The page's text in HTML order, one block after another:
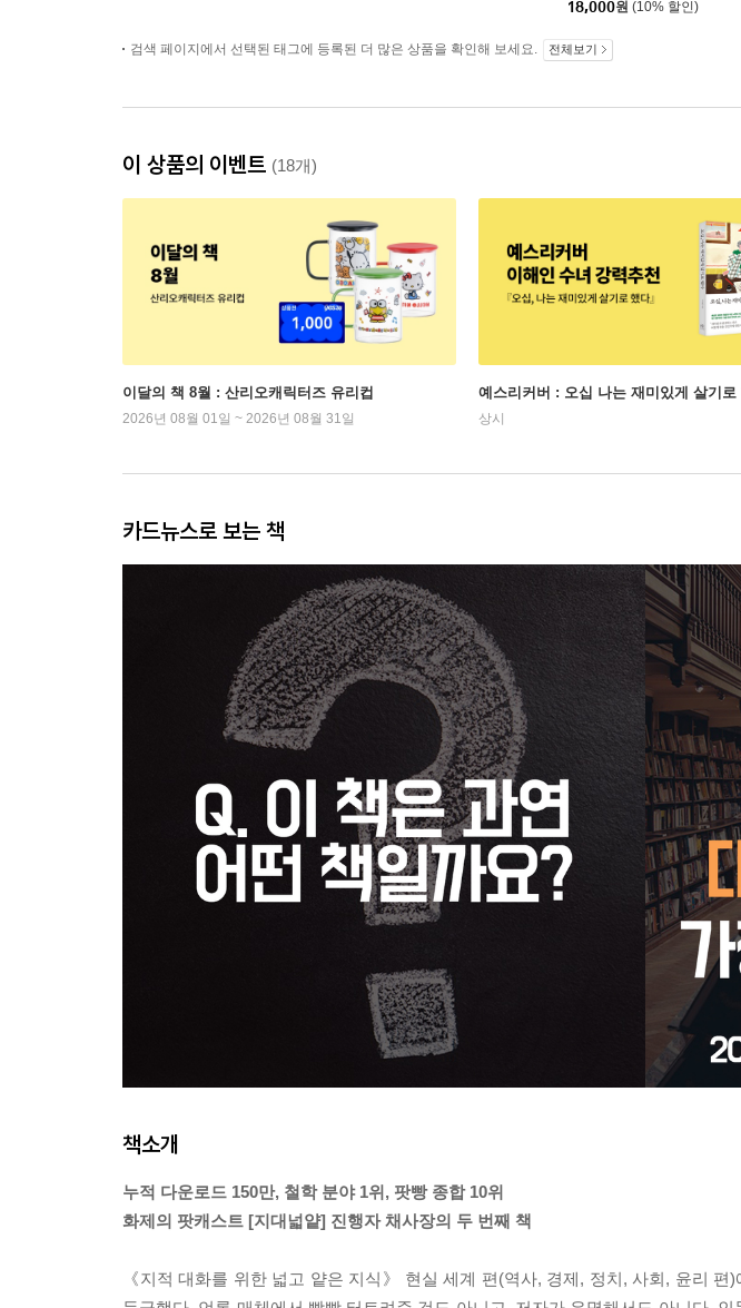
18,000원 (10% 할인)
검색 페이지에서 선택된 태그에 등록된 더 많은 상품을 확인해 보세요. 전체보기
이 상품의 이벤트 (18개)
이달의 책 8월 : 산리오캐릭터즈 유리컵
2026년 08월 01일 ~ 2026년 08월 31일
예스리커버 : 오십 나는 재미있게 살기로
상시
카드뉴스로 보는 책
책소개
누적 다운로드 150만, 철학 분야 1위, 팟빵 종합 10위
화제의 팟캐스트 [지대넓얕] 진행자 채사장의 두 번째 책
《지적 대화를 위한 넓고 얕은 지식》 현실 세계 편(역사, 경제, 정치, 사회, 윤리